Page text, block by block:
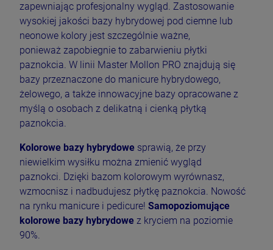
zapewniając profesjonalny wygląd. Zastosowanie
wysokiej jakości bazy hybrydowej pod ciemne lub
neonowe kolory jest szczególnie ważne,
ponieważ zapobiegnie to zabarwieniu płytki
paznokcia. W linii Master Mollon PRO znajdują się
bazy przeznaczone do manicure hybrydowego,
żelowego, a także innowacyjne bazy opracowane z
myślą o osobach z delikatną i cienką płytką
paznokcia.
Kolorowe bazy hybrydowe sprawią, że przy
niewielkim wysiłku można zmienić wygląd
paznokci. Dzięki bazom kolorowym wyrównasz,
wzmocnisz i nadbudujesz płytkę paznokcia. Nowość
na rynku manicure i pedicure! Samopoziomujące
kolorowe bazy hybrydowe z kryciem na poziomie
90%.